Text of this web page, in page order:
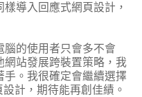
樣導入回應式網頁設計，
腦的使用者只會多不會
網站發展跨裝置策略，我
。我很確定會繼續選擇
計，期待能再創佳績。